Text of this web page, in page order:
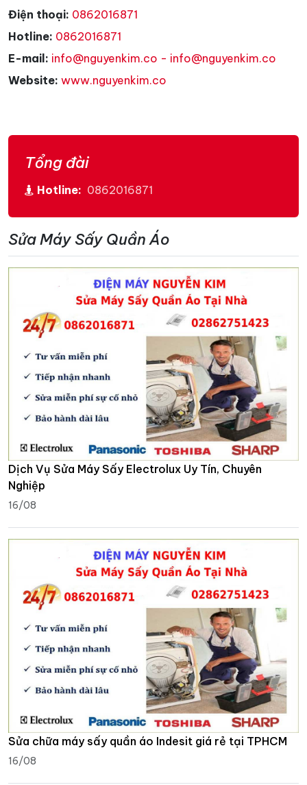
Điện thoại: 0862016871
Hotline: 0862016871
E-mail: info@nguyenkim.co - info@nguyenkim.co
Website: www.nguyenkim.co
Tổng đài
Hotline: 0862016871
Sửa Máy Sấy Quần Áo
Dịch Vụ Sửa Máy Sấy Electrolux Uy Tín, Chuyên
Nghiệp
16/08
Sửa chữa máy sấy quần áo Indesit giá rẻ tại TPHCM
16/08